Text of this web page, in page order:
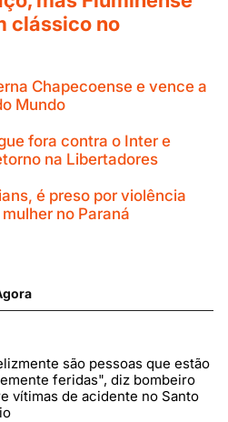
clássico no
Chapecoense e vence a
Mundo
fora contra o Inter e
na Libertadores
é preso por violência
no Paraná
são pessoas que estão
feridas", diz bombeiro
vítimas de acidente no Santo